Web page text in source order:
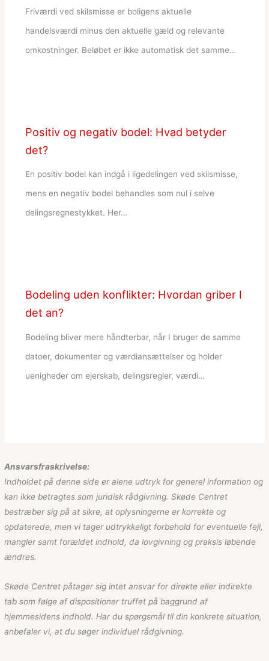
Friværdi ved skilsmisse er boligens aktuelle
handelsværdi minus den aktuelle gæld og relevante
omkostninger. Beløbet er ikke automatisk det samme…
Positiv og negativ bodel: Hvad betyder
det?
En positiv bodel kan indgå i ligedelingen ved skilsmisse,
mens en negativ bodel behandles som nul i selve
delingsregnestykket. Her…
Bodeling uden konflikter: Hvordan griber I
det an?
Bodeling bliver mere håndterbar, når I bruger de samme
datoer, dokumenter og værdiansættelser og holder
uenigheder om ejerskab, delingsregler, værdi…
Ansvarsfraskrivelse:
Indholdet på denne side er alene udtryk for generel information og
kan ikke betragtes som juridisk rådgivning. Skøde Centret
bestræber sig på at sikre, at oplysningerne er korrekte og
opdaterede, men vi tager udtrykkeligt forbehold for eventuelle fejl,
mangler samt forældet indhold, da lovgivning og praksis løbende
ændres.
Skøde Centret påtager sig intet ansvar for direkte eller indirekte
tab som følge af dispositioner truffet på baggrund af
hjemmesidens indhold. Har du spørgsmål til din konkrete situation,
anbefaler vi, at du søger individuel rådgivning.